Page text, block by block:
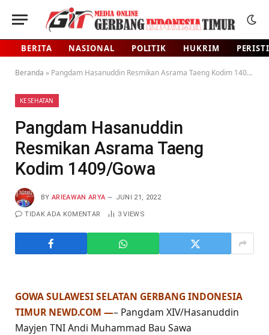
BERITA NASIONAL POLITIK HUKRIM
Beranda » Pangdam Hasanuddin Resmikan Asrama Taeng Kodim 1409/Gowa
KESEHATAN
Pangdam Hasanuddin
Resmikan Asrama Taeng
Kodim 1409/Gowa
BY ARIEAWAN ARYA JUNI 21, 2022
TIDAK ADA KOMENTAR 3VIEWS
GOWA SULAWESI SELATAN GERBANG INDONESIA
TIMUR NEWD.COM —– Pangdam XIV/Hasanuddin
Mayjen TNI Andi Muhammad Bau Sawa